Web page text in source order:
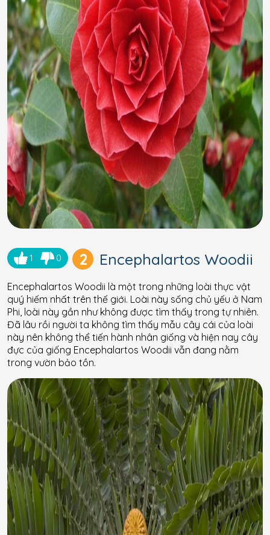
1 0 2 Encephalartos Woodii
Encephalartos Woodii là một trong những loài thực vật
quý hiếm nhất trên thế giới. Loài này sống chủ yếu ở Nam
Phi, loài này gần như không được tìm thấy trong tự nhiên.
Đã lâu rồi người ta không tìm thấy mẫu cây cái của loài
này nên không thể tiến hành nhân giống và hiện nay cây
đực của giống Encephalartos Woodii vẫn đang nằm
trong vườn bảo tồn.